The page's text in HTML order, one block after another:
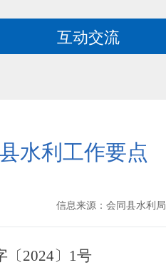
互动交流
水利工作要点
信息来源：会同县水利局
〔2024〕 1号